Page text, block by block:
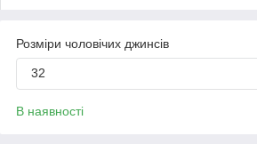
Розміри чоловічих джинсів
32
В наявності